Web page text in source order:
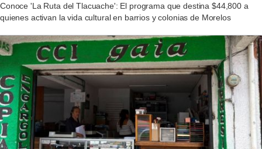
Conoce 'La Ruta del Tlacuache': El programa que destina $44,800 a
quienes activan la vida cultural en barrios y colonias de Morelos